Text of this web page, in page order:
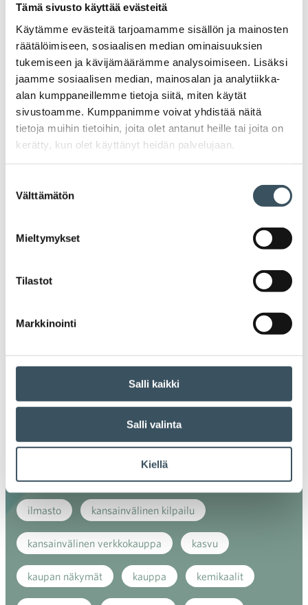
Tämä sivusto käyttää evästeitä
Käytämme evästeitä tarjoamamme sisällön ja mainosten
räätälöimiseen, sosiaalisen median ominaisuuksien
tukemiseen ja kävijämäärämme analysoimiseen. Lisäksi
jaamme sosiaalisen median, mainosalan ja analytiikka-
alan kumppaneillemme tietoja siitä, miten käytät
sivustoamme. Kumppanimme voivat yhdistää näitä
tietoja muihin tietoihin, joita olet antanut heille tai joita on
kerätty, kun olet käyttänyt heidän palvelujaan.
valinta
Välttämätön
Mieltymykset
Tilastot
Markkinointi
Salli kaikki
Salli valinta
Kiellä
2025
2024
2023
2022
2019
2018
alv arvonlisävero digikauppa
digiostaminen digitaalisuus digitalisaatio
energiatehokkuus erikoiskauppa EU
ilmasto kansainvälinen kilpailu
kansainvälinen verkkokauppa kasvu
kaupan näkymät kauppa kemikaalit